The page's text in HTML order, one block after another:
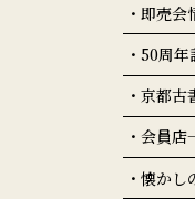
即売会
50周年
京都古
会員店
懐かし